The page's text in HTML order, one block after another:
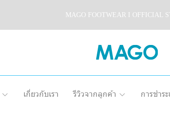
MAGO FOOTWEAR I OFFICIAL
เกี่ยวกับเรา รีวิวจากลูกค้า การชำระ